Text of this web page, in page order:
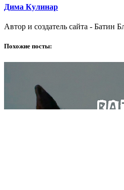
Дима Кулинар
Автор и создатель сайта - Батин
Похожие посты: